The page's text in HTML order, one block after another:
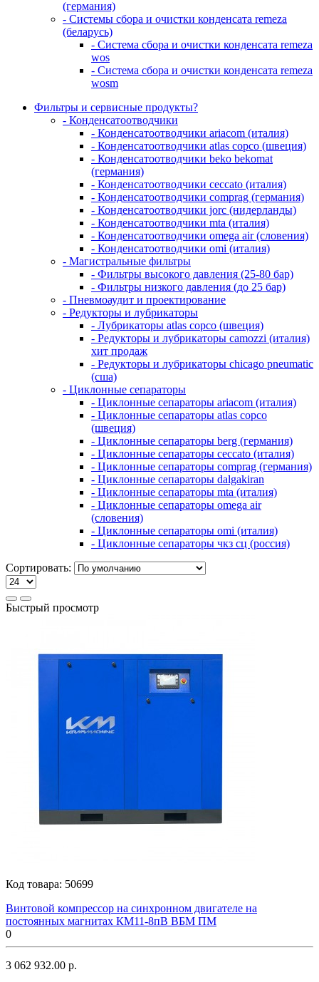
(германия)
- Системы сбора и очистки конденсата remeza
(беларусь)
- Система сбора и очистки конденсата remeza
wos
- Система сбора и очистки конденсата remeza
wosm
Фильтры и сервисные продукты?
- Конденсатоотводчики
- Конденсатоотводчики ariacom (италия)
- Конденсатоотводчики atlas copco (швеция)
- Конденсатоотводчики beko bekomat
(германия)
- Конденсатоотводчики ceccato (италия)
- Конденсатоотводчики comprag (германия)
- Конденсатоотводчики jorc (нидерланды)
- Конденсатоотводчики mta (италия)
- Конденсатоотводчики omega air (словения)
- Конденсатоотводчики omi (италия)
- Магистральные фильтры
- Фильтры высокого давления (25-80 бар)
- Фильтры низкого давления (до 25 бар)
- Пневмоаудит и проектирование
- Редукторы и лубрикаторы
- Лубрикаторы atlas copco (швеция)
- Редукторы и лубрикаторы camozzi (италия)
хит продаж
- Редукторы и лубрикаторы chicago pneumatic
(сша)
- Циклонные сепараторы
- Циклонные сепараторы ariacom (италия)
- Циклонные сепараторы atlas copco
(швеция)
- Циклонные сепараторы berg (германия)
- Циклонные сепараторы ceccato (италия)
- Циклонные сепараторы comprag (германия)
- Циклонные сепараторы dalgakiran
- Циклонные сепараторы mta (италия)
- Циклонные сепараторы omega air
(словения)
- Циклонные сепараторы omi (италия)
- Циклонные сепараторы чкз сц (россия)
Сортировать:
Быстрый просмотр
Код товара: 50699
Винтовой компрессор на синхронном двигателе на
постоянных магнитах КМ11-8пВ ВБМ ПМ
0
3 062 932.00 р.